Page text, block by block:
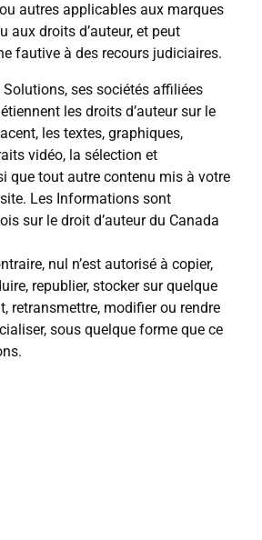
autres applicables aux marques
aux droits d’auteur, et peut
fautive à des recours judiciaires.
Solutions, ses sociétés affiliées
les droits d’auteur sur le
les textes, graphiques,
vidéo, la sélection et
que tout autre contenu mis à votre
Les Informations sont
sur le droit d’auteur du Canada
nul n’est autorisé à copier,
republier, stocker sur quelque
retransmettre, modifier ou rendre
sous quelque forme que ce